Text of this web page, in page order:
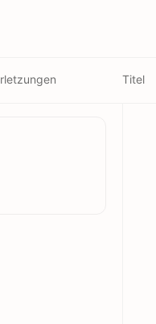
Titel